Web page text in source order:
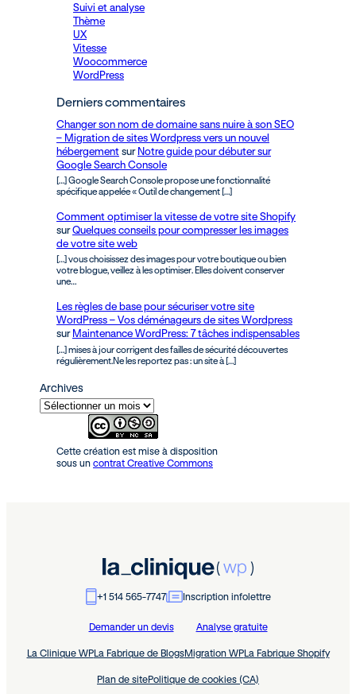
Suivi et analyse
Thème
UX
Vitesse
Woocommerce
WordPress
Derniers commentaires
Changer son nom de domaine sans nuire à son SEO
– Migration de sites Wordpress vers un nouvel
hébergement sur Notre guide pour débuter sur
Google Search Console
[…] Google Search Console propose une fonctionnalité
spécifique appelée « Outil de changement […]
Comment optimiser la vitesse de votre site Shopify
surQuelques conseils pour compresser les images
de votre site web
[…] vous choisissez des images pour votre boutique ou bien
votre blogue, veillez à les optimiser. Elles doivent conserver
une…
Les règles de base pour sécuriser votre site
WordPress – Vos déménageurs de sites Wordpress
sur Maintenance WordPress: 7 tâches indispensables
[…] mises à jour corrigent des failles de sécurité découvertes
régulièrement.Ne les reportez pas : un site à […]
Archives
Cette création est mise à disposition
sous un contrat Creative Commons
+1 514 565-7747 Inscription infolettre
Demander un devis Analyse gratuite
La Clinique WPLa Fabrique de BlogsMigration WPLa Fabrique Shopify
Plan de sitePolitique de cookies (CA)